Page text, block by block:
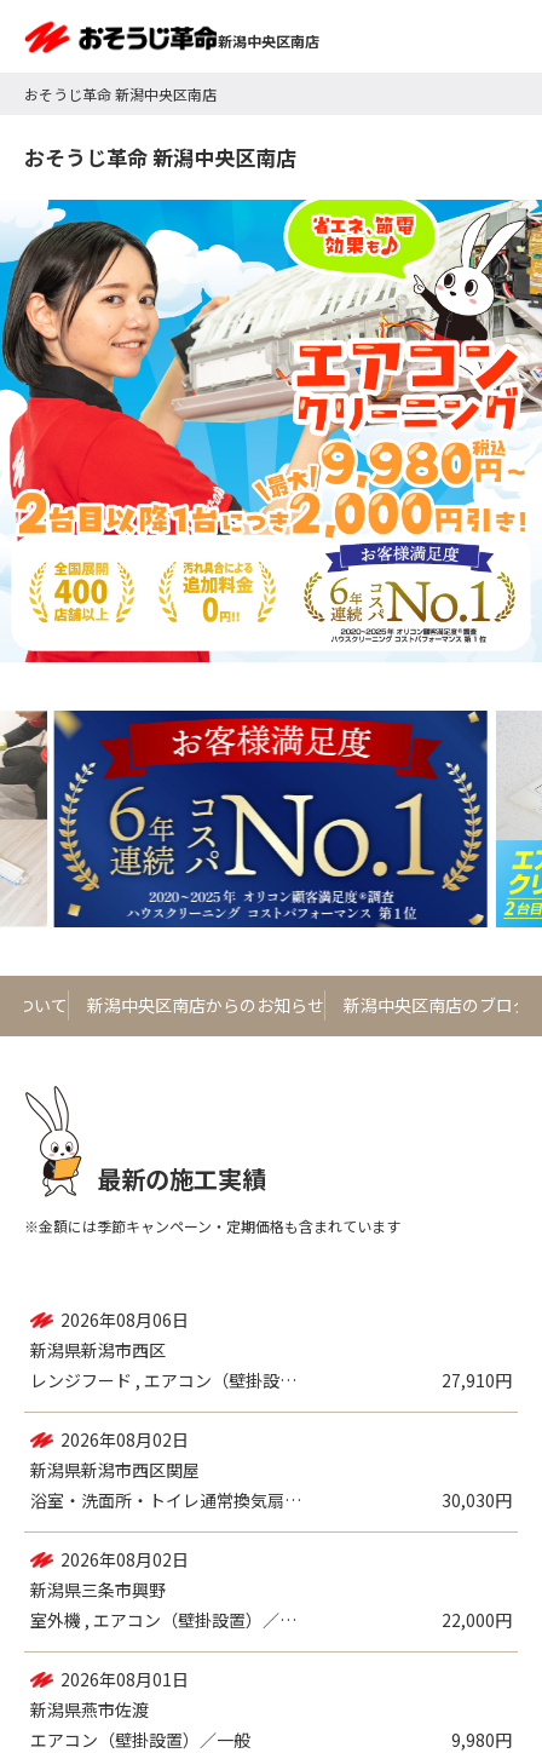
新潟中央区南店
おそうじ革命 新潟中央区南店
おそうじ革命 新潟中央区南店
ついて 新潟中央区南店からのお知らせ 新潟中央区南店のブログ
最新の施工実績
※金額には季節キャンペーン・定期価格も含まれています
2026年08月06日
新潟県新潟市西区
レンジフード , エアコン（壁掛設置）／...
27,910円
2026年08月02日
新潟県新潟市西区関屋
浴室・洗面所・トイレ通常換気扇・換気口（...
30,030円
2026年08月02日
新潟県三条市興野
室外機 , エアコン（壁掛設置）／各種機...
22,000円
2026年08月01日
新潟県燕市佐渡
エアコン（壁掛設置）／一般
9,980円